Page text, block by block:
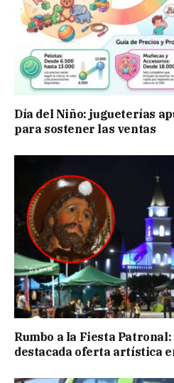
Día del Niño: jugueterías
para sostener las ventas
Rumbo a la Fiesta
destacada oferta artística